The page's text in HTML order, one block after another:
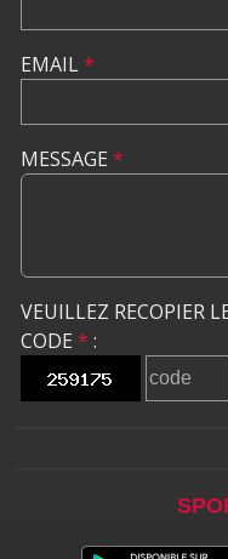
EMAIL*
MESSAGE *
VEUILLEZ RECOPIER
CODE * :